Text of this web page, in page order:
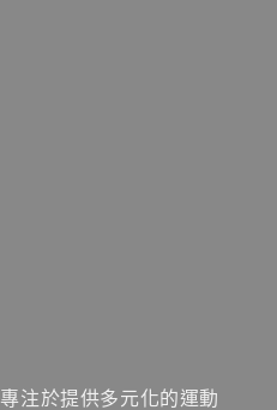
注於提供多元化的運動